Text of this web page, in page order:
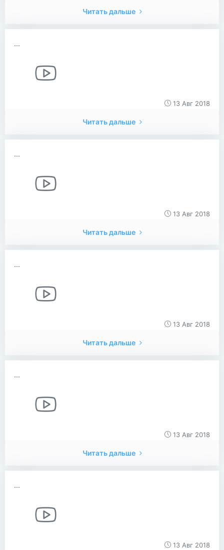
Читать дальше
...
13 Авг 2018
Читать дальше
...
13 Авг 2018
Читать дальше
...
13 Авг 2018
Читать дальше
...
13 Авг 2018
Читать дальше
...
13 Авг 2018